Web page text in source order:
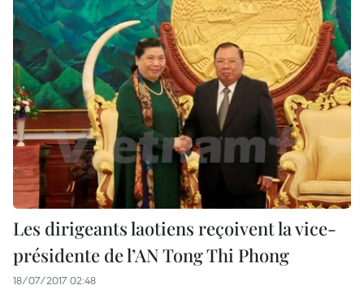
Les dirigeants laotiens reçoivent la vice-
présidente de l’AN Tong Thi Phong
18/07/2017 02:48